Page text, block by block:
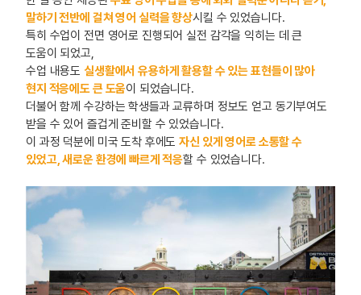
말하기 전반에 걸쳐 영어 실력을 향상시킬 수 있었습니다.
특히 수업이 전면 영어로 진행되어 실전 감각을 익히는 데 큰
도움이 되었고,
수업 내용도 실생활에서 유용하게 활용할 수 있는 표현들이 많아
현지 적응에도 큰 도움이 되었습니다.
더불어 함께 수강하는 학생들과 교류하며 정보도 얻고 동기부여도
받을 수 있어 즐겁게 준비할 수 있었습니다.
이 과정 덕분에 미국 도착 후에도자신 있게 영어로 소통할 수
있었고, 새로운 환경에 빠르게 적응할 수 있었습니다.